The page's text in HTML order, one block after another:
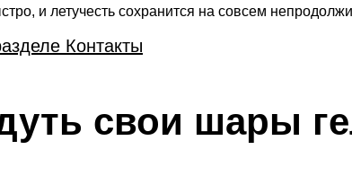
и летучесть сохранится на совсем
Контакты
свои шары